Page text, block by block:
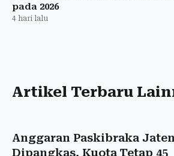
pada 2026
4 hari lalu
Artikel Terbaru
Anggaran Paskibraka
Dipangkas, Kuota Tetap 45